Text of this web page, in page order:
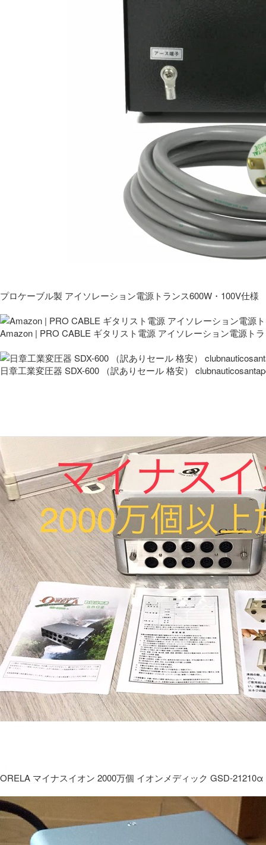
プロケーブル製 アイソレーション電源トランス600W・100V仕様
Amazon | PRO CABLE ギタリスト電源 アイソレーション電源ト
日章工業変圧器 SDX-600 （訳ありセール 格安）
ORELA マイナスイオン 2000万個 イオンメディック GSD-21210α